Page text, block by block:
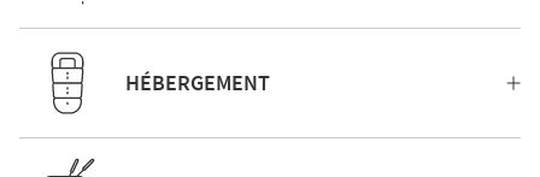
HÉBERGEMENT